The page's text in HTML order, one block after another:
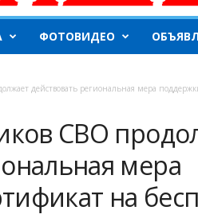
ФОТОВИДЕО
действовать региональная мера
СВО
мера
на